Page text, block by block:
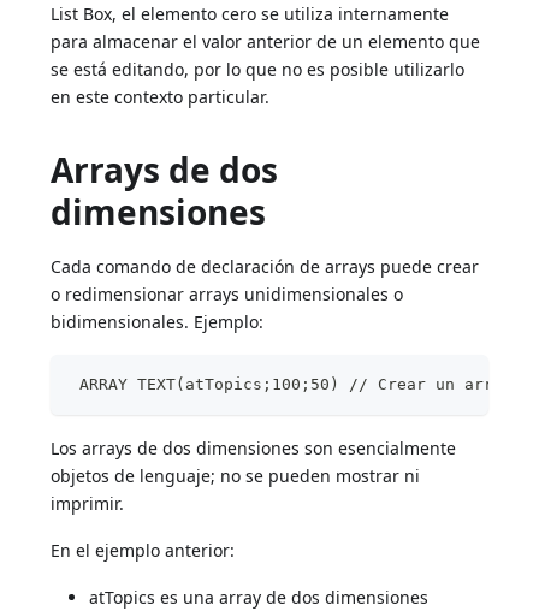
List Box, el elemento cero se utiliza internamente
para almacenar el valor anterior de un elemento que
se está editando, por lo que no es posible utilizarlo
en este contexto particular.
Arrays de dos
dimensiones
Cada comando de declaración de arrays puede crear
o redimensionar arrays unidimensionales o
bidimensionales. Ejemplo:
ARRAY TEXT(atTopics;100;50) // Crear un array
Los arrays de dos dimensiones son esencialmente
objetos de lenguaje; no se pueden mostrar ni
imprimir.
En el ejemplo anterior:
atTopics es una array de dos dimensiones